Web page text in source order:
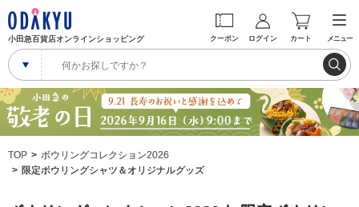
小田急百貨店オンラインショッピング クーポン ログイン カート メニュー
TOP
ボウリングコレクション2026
限定ボウリングシャツ＆オリジナルグッズ